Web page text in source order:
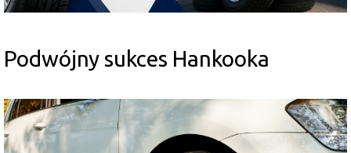
Podwójny sukces Hankooka